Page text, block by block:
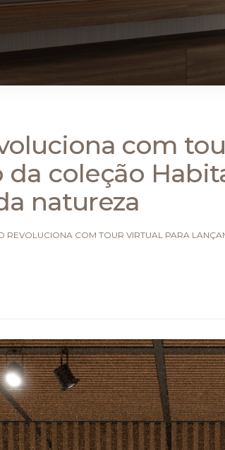
com
coleção
natureza
REVOLUCIONA COM TOUR VIRTUAL PARA